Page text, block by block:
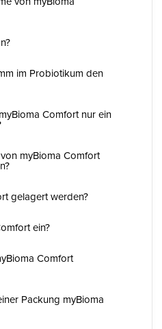
im Probiotikum den
Comfort nur ein
myBioma Comfort
gelagert werden?
ein?
Comfort
Packung myBioma